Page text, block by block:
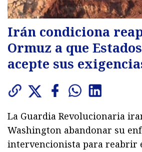
Irán condiciona
Ormuz a que
acepte sus
La Guardia Revolucionaria
Washington abandonar su
intervencionista para reabrir